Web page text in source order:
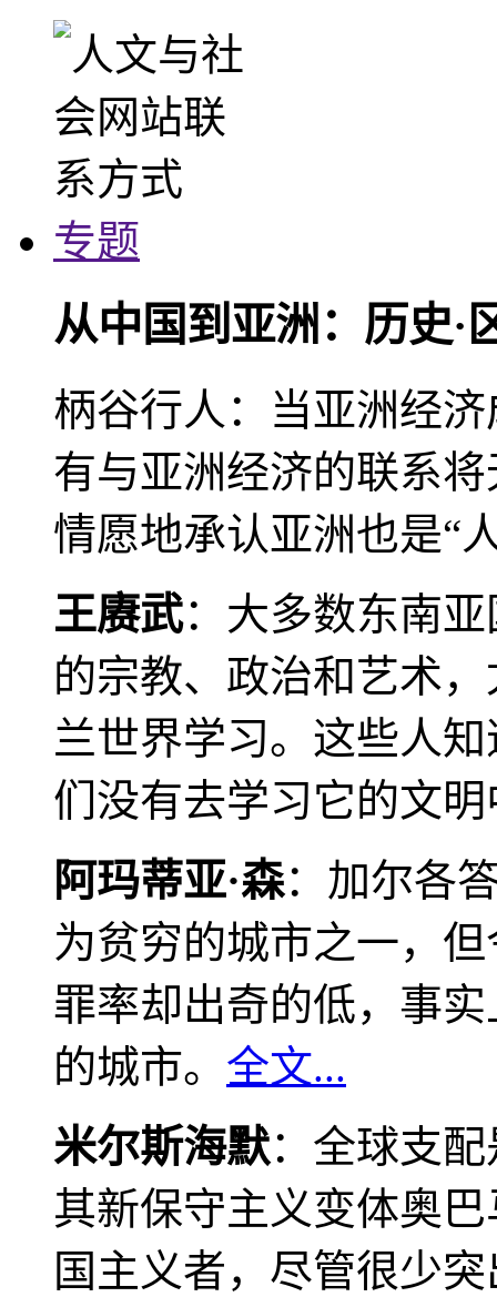
专题
从中国到亚洲：历史·
柄谷行人：当亚洲经
有与亚洲经济的联系
情愿地承认亚洲也是“
王赓武：大多数东南
的宗教、政治和艺术
兰世界学习。这些人
们没有去学习它的文
阿玛蒂亚·森：加尔各
为贫穷的城市之一，
罪率却出奇的低，事
的城市。 全文...
米尔斯海默：全球支
其新保守主义变体奥
国主义者，尽管很少